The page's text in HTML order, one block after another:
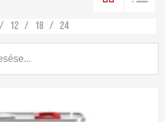
12 18 24